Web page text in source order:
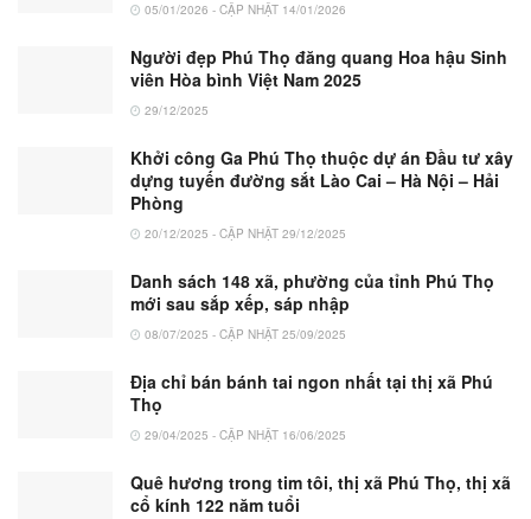
05/01/2026 - CẬP NHẬT 14/01/2026
Người đẹp Phú Thọ đăng quang Hoa hậu Sinh
viên Hòa bình Việt Nam 2025
29/12/2025
Khởi công Ga Phú Thọ thuộc dự án Đầu tư xây
dựng tuyến đường sắt Lào Cai – Hà Nội – Hải
Phòng
20/12/2025 - CẬP NHẬT 29/12/2025
Danh sách 148 xã, phường của tỉnh Phú Thọ
mới sau sắp xếp, sáp nhập
08/07/2025 - CẬP NHẬT 25/09/2025
Địa chỉ bán bánh tai ngon nhất tại thị xã Phú
Thọ
29/04/2025 - CẬP NHẬT 16/06/2025
Quê hương trong tim tôi, thị xã Phú Thọ, thị xã
cổ kính 122 năm tuổi